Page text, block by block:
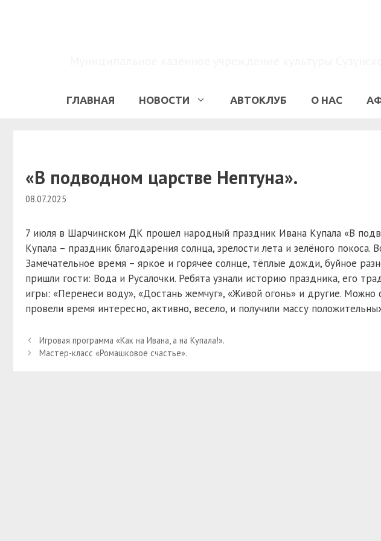
ГЛАВНАЯ НОВОСТИ АВТОКЛУБ О НАС
«В подводном царстве Нептуна».
08.07.2025
7 июля в Шарчинском ДК прошел народный праздник Ивана Купала «В
Купала – праздник благодарения солнца, зрелости лета и зелёного покоса.
Замечательное время – яркое и горячее солнце, тёплые дожди, буйное
пришли гости: Вода и Русалочки. Ребята узнали историю праздника, его
игры: «Перенеси воду», «Достань жемчуг», «Живой огонь» и другие. Можно
провели время интересно, активно, весело, и получили массу
Игровая программа «Как на Ивана, а на Купала!».
Мастер-класс «Ромашковое счастье».